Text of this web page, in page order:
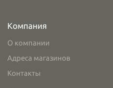
Компания
О компании
Адреса магазинов
Контакты